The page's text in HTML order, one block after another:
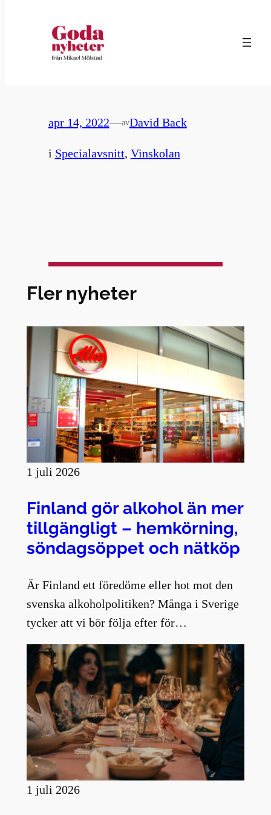
37. Påsken frågor & svar
apr 14, 2022—avDavid Back
i Specialavsnitt, Vinskolan
Fler nyheter
1 juli 2026
Finland gör alkohol än mer
tillgängligt – hemkörning,
söndagsöppet och nätköp
Är Finland ett föredöme eller hot mot den
svenska alkoholpolitiken? Många i Sverige
tycker att vi bör följa efter för…
1 juli 2026